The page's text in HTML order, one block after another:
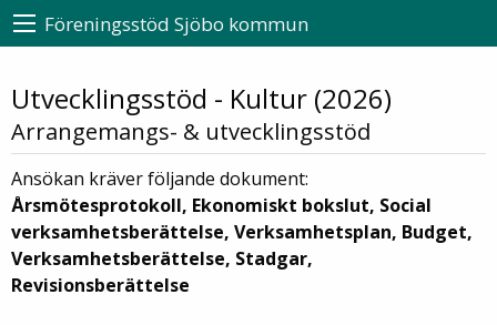
Föreningsstöd Sjöbo kommun
Utvecklingsstöd - Kultur (2026)
Arrangemangs- & utvecklingsstöd
Ansökan kräver följande dokument:
Årsmötesprotokoll, Ekonomiskt bokslut, Social
verksamhetsberättelse, Verksamhetsplan, Budget,
Verksamhetsberättelse, Stadgar,
Revisionsberättelse